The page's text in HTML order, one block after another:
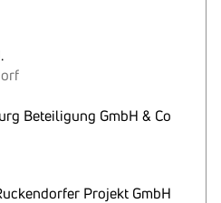
Beteiligung GmbH & Co
Projekt GmbH